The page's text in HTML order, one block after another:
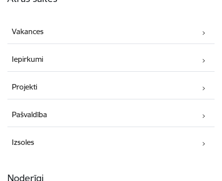
Vakances
Iepirkumi
Projekti
Pašvaldība
Izsoles
Noderīgi